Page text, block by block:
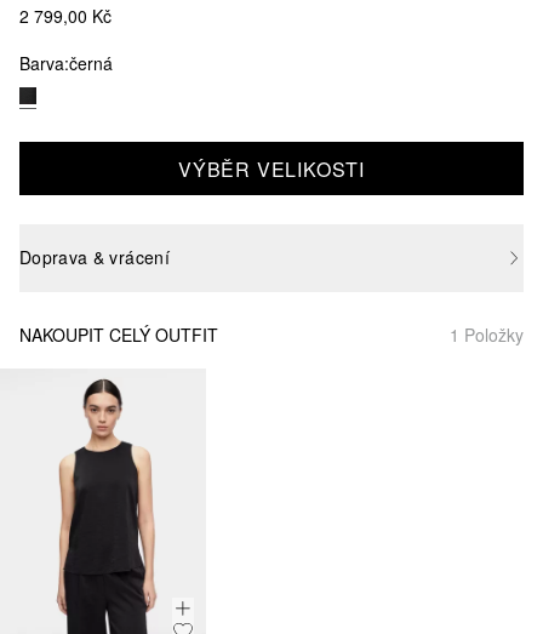
2 799,00 Kč
Barva:černá
VÝBĚR VELIKOSTI
Doprava & vrácení
NAKOUPIT CELÝ OUTFIT 1 Položky